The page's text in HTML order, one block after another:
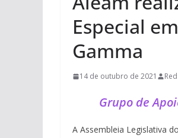
Especial
Gamma
14 de outubro de 2021
Grupo de
A Assembleia Legislativa